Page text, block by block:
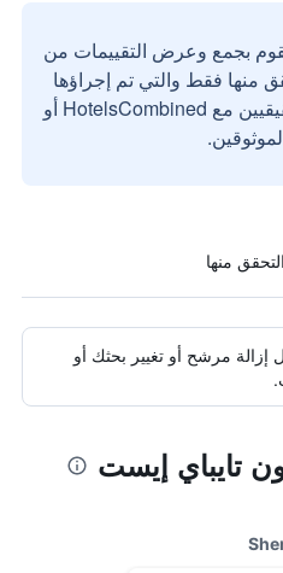
بجمع وعرض التقييمات من
منها فقط والتي تم إجراؤها
بواسطة مستخدمين حقيقيين مع HotelsCombined أو
إزالة مرشح أو تغيير بحثك أو
تايباي إيست